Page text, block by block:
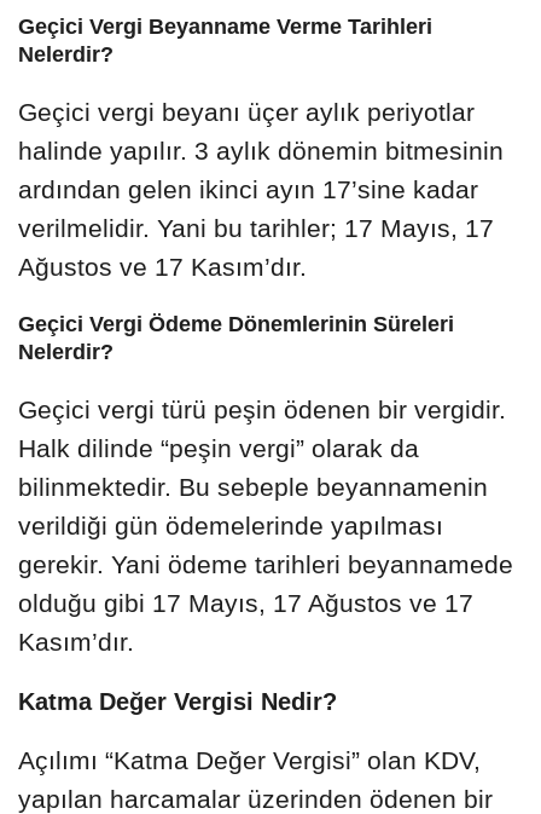
Geçici Vergi Beyanname Verme Tarihleri
Nelerdir?
Geçici vergi beyanı üçer aylık periyotlar
halinde yapılır. 3 aylık dönemin bitmesinin
ardından gelen ikinci ayın 17’sine kadar
verilmelidir. Yani bu tarihler; 17 Mayıs, 17
Ağustos ve 17 Kasım’dır.
Geçici Vergi Ödeme Dönemlerinin Süreleri
Nelerdir?
Geçici vergi türü peşin ödenen bir vergidir.
Halk dilinde “peşin vergi” olarak da
bilinmektedir. Bu sebeple beyannamenin
verildiği gün ödemelerinde yapılması
gerekir. Yani ödeme tarihleri beyannamede
olduğu gibi 17 Mayıs, 17 Ağustos ve 17
Kasım’dır.
Katma Değer Vergisi Nedir?
Açılımı “Katma Değer Vergisi” olan KDV,
yapılan harcamalar üzerinden ödenen bir